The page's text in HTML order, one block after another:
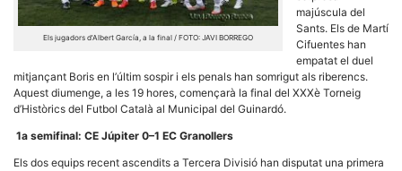
Els jugadors d’Albert García, a la final / FOTO: JAVI BORREGO
majúscula del
Sants. Els de Martí
Cifuentes han
empatat el duel
mitjançant Boris en l’últim sospir i els penals han somrigut als riberencs.
Aquest diumenge, a les 19 hores, començarà la final del XXXè Torneig
d’Històrics del Futbol Català al Municipal del Guinardó.
1a semifinal: CE Júpiter 0–1 EC Granollers
Els dos equips recent ascendits a Tercera Divisió han disputat una primera
cookies no
són
opcionals,
per al
funcionament
tècnic de la